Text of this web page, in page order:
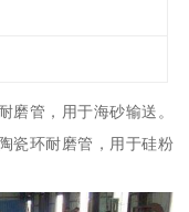
磨管，用于海砂输送。
瓷环耐磨管，用于硅粉